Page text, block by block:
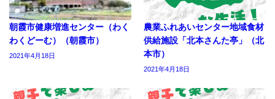
朝霞市健康増進センター（わく
わくどーむ）（朝霞市）
2021年4月18日
農業ふれあいセンター地域食材
供給施設「北本さんた亭」（北
本市）
2021年4月18日